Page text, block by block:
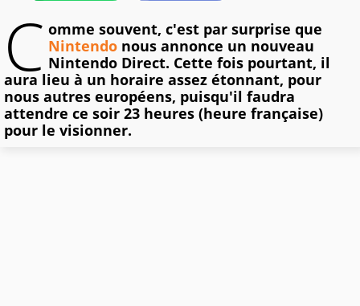
C omme souvent, c'est par surprise que
Nintendo nous annonce un nouveau
Nintendo Direct. Cette fois pourtant, il
aura lieu à un horaire assez étonnant, pour
nous autres européens, puisqu'il faudra
attendre ce soir 23 heures (heure française)
pour le visionner.